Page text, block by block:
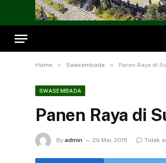
Home » Swasembada » Panen Raya di
SWASEMBADA
Panen Raya di
By admin 26 Mei, 2015 Tidak